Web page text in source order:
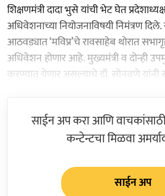
शिक्षणमंत्री दादा भुसे यांची भेट घेत
अधिवेशनाच्या नियोजनाविषयी निमंत्रण दिले.
आठवड्यात ‘मविप्र’चे रावसाहेब थोरात
अधिवेशन होणार आहे. मुख्यमंत्री व दोन्ही
करण्यात येणार असल्याचे डॉ. सोनवणे यांनी
साईन अप करा आणि
कन्टेन्टचा मिळवा
साईन अप